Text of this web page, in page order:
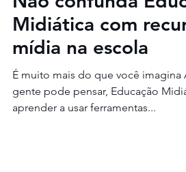
Midiática com
mídia na escola
É muito mais do que você
gente pode pensar, Educação
aprender a usar ferramentas...